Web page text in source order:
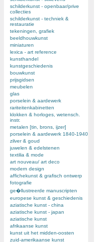
schilderkunst - openbaar/prive
collecties
schilderkunst - techniek &
restauratie
tekeningen, grafiek
beeldhouwkunst
miniaturen
lexica - art reference
kunsthandel
kunstgeschiedenis
bouwkunst
prijsgidsen
meubelen
glas
porselein & aardewerk
rariteitenkabinetten
klokken & horloges, wetensch.
instr.
metalen [tin, brons, ijzer]
porselein & aardewerk 1840-1940
zilver & goud
juwelen & edelstenen
textilia & mode
art nouveau/ art deco
modern design
affichekunst & grafisch ontwerp
fotografie
ge�llustreerde manuscripten
europese kunst & geschiedenis
aziatische kunst - china
aziatische kunst - japan
aziatische kunst
afrikaanse kunst
kunst uit het midden-oosten
zuid-amerikaanse kunst